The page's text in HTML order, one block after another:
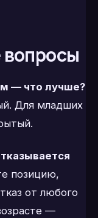
— что лучше?
Для младших
позицию,
от любого
—